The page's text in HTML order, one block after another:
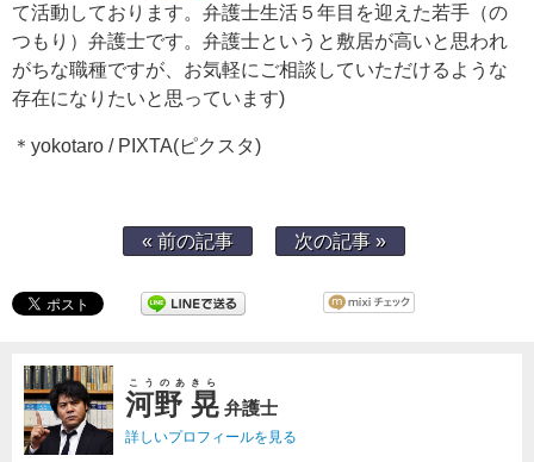
て活動しております。弁護士生活５年目を迎えた若手（の
つもり）弁護士です。弁護士というと敷居が高いと思われ
がちな職種ですが、お気軽にご相談していただけるような
存在になりたいと思っています)
＊yokotaro / PIXTA(ピクスタ)
« 前の記事 次の記事 »
河野 晃
こうのあきら
弁護士
詳しいプロフィールを見る